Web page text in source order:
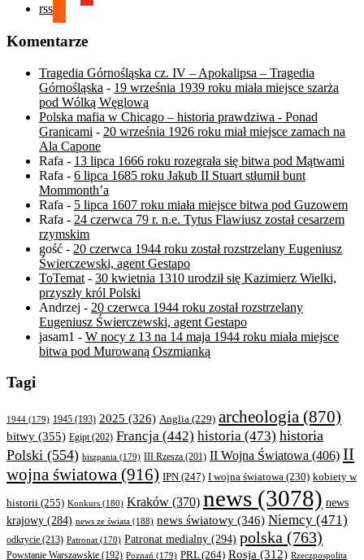
rss
Komentarze
Tragedia Górnośląska cz. IV – Apokalipsa – Tragedia
Górnośląska - 19 września 1939 roku miała miejsce szarża
pod Wólką Węglową
Polska mafia w Chicago – historia prawdziwa - Ponad
Granicami - 20 września 1926 roku miał miejsce zamach na
Ala Capone
Rafa - 13 lipca 1666 roku rozegrała się bitwa pod Mątwami
Rafa - 6 lipca 1685 roku Jakub II Stuart stłumił bunt
Mommonth’a
Rafa - 5 lipca 1607 roku miała miejsce bitwa pod Guzowem
Rafa - 24 czerwca 79 r. n.e. Tytus Flawiusz został cesarzem
rzymskim
gość - 20 czerwca 1944 roku został rozstrzelany Eugeniusz
Świerczewski, agent Gestapo
ToTemat - 30 kwietnia 1310 urodził się Kazimierz Wielki,
przyszły król Polski
Andrzej - 20 czerwca 1944 roku został rozstrzelany
Eugeniusz Świerczewski, agent Gestapo
jasam1 - W nocy z 13 na 14 maja 1944 roku miała miejsce
bitwa pod Murowaną Oszmianką
Tagi
1944 (179) 1945 (193) 2025 (326) Anglia (229) archeologia (870)
bitwy (355) Egipt(202) Francja (442) historia (473) historia
Polski (554) hiszpania (179) III Rzesza (201) II Wojna Światowa (406) II
wojna światowa (916) IPN (247) I wojna światowa (230) kobiety w
historii (255) Konkurs (180) Kraków (370) news (3078) news
krajowy (284) news ze świata (188) news światowy (346) Niemcy (471)
odkrycie (213) Patronat (170) Patronat medialny (294) polska (763)
Powstanie Warszawskie (192) Poznań (179) PRL(264) Rosja (312) Rzeczpospolita